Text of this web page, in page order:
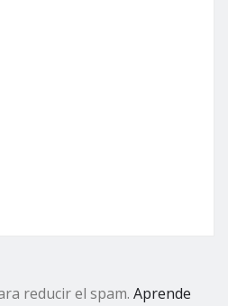
reducir el spam. Aprende